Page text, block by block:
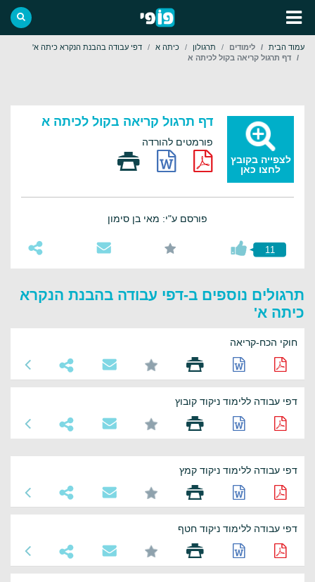
עמוד הבית לימודים תרגולון כיתה א
דפי עבודה בהבנת הנקרא כיתה א'
דף תרגול קריאה בקול לכיתה א
לצפייה בקובץ
לחצו כאן
דף תרגול קריאה בקול לכיתה א
פורמטים להורדה
פורסם ע"י: מאי בן סימון
11
תרגולים נוספים ב-דפי עבודה בהבנת הנקרא
כיתה א'
חוקי הכח-קריאה
דפי עבודה ללימוד ניקוד קובוץ
דפי עבודה ללימוד ניקוד קמץ
דפי עבודה ללימוד ניקוד חטף